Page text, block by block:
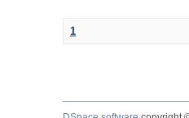
1